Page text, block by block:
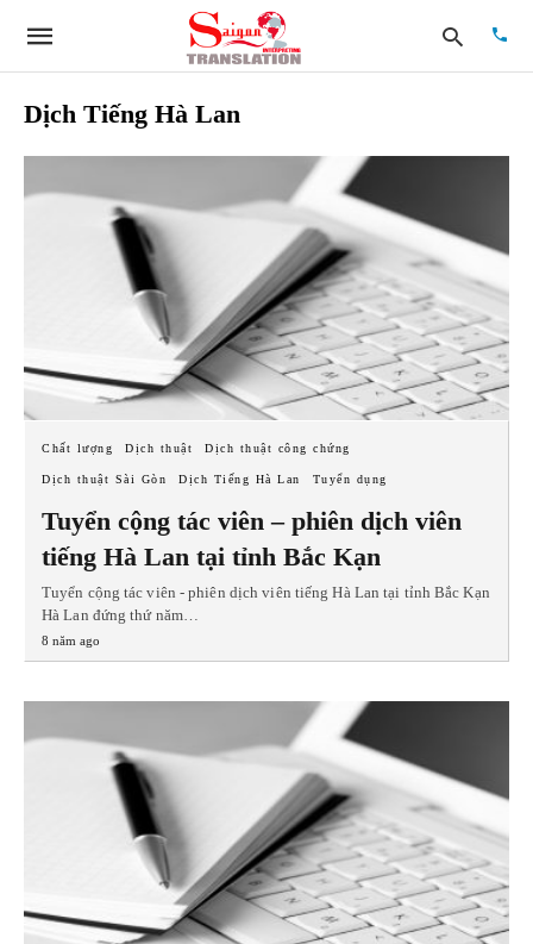
query
and
hit
Dịch Tiếng Hà Lan
Chất lượng Dịch thuật Dịch thuật công chứng
Dịch thuật Sài Gòn Dịch Tiếng Hà Lan Tuyển dụng
Tuyển cộng tác viên – phiên dịch viên
tiếng Hà Lan tại tỉnh Bắc Kạn
Tuyển cộng tác viên - phiên dịch viên tiếng Hà Lan tại tỉnh Bắc Kạn
Hà Lan đứng thứ năm…
8 năm ago